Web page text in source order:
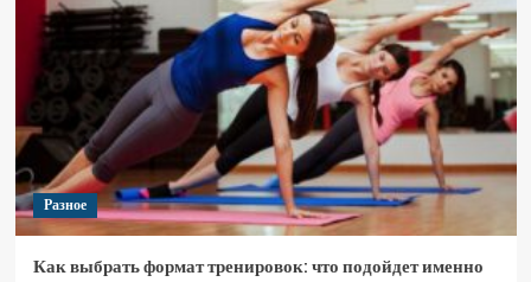
Разное
Как выбрать формат тренировок: что подойдет именно